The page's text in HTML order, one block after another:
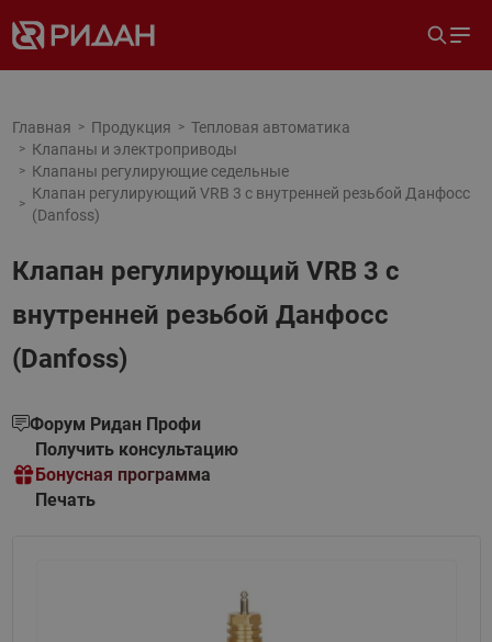
Главная Продукция
Тепловая автоматика
Клапаны и электроприводы
Клапаны регулирующие седельные
Клапан регулирующий VRB 3 с внутренней резьбой Данфосс
(Danfoss)
Клапан регулирующий VRB 3 с
внутренней резьбой Данфосс
(Danfoss)
Форум Ридан Профи
Получить консультацию
Бонусная программа
Печать